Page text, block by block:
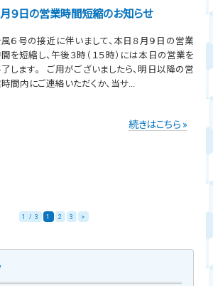
月９日の営業時間短縮のお知らせ
６号の接近に伴いまして、本日８月９日の営業
を短縮し、午後３時（１５時）には本日の営業を
します。 ご用がございましたら、明日以降の営
間内にご連絡いただくか、当サ...
続きはこちら »
1 / 3 1 2 3 >